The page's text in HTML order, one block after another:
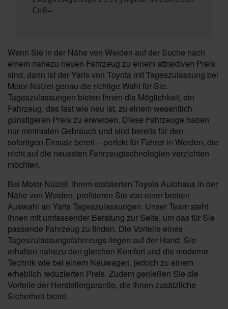
Cn0=
Wenn Sie in der Nähe von Weiden auf der Suche nach
einem nahezu neuen Fahrzeug zu einem attraktiven Preis
sind, dann ist der Yaris von Toyota mit Tageszulassung bei
Motor-Nützel genau die richtige Wahl für Sie.
Tageszulassungen bieten Ihnen die Möglichkeit, ein
Fahrzeug, das fast wie neu ist, zu einem wesentlich
günstigeren Preis zu erwerben. Diese Fahrzeuge haben
nur minimalen Gebrauch und sind bereits für den
sofortigen Einsatz bereit – perfekt für Fahrer in Weiden, die
nicht auf die neuesten Fahrzeugtechnologien verzichten
möchten.
Bei Motor-Nützel, Ihrem etablierten Toyota Autohaus in der
Nähe von Weiden, profitieren Sie von einer breiten
Auswahl an Yaris Tageszulassungen. Unser Team steht
Ihnen mit umfassender Beratung zur Seite, um das für Sie
passende Fahrzeug zu finden. Die Vorteile eines
Tageszulassungsfahrzeugs liegen auf der Hand: Sie
erhalten nahezu den gleichen Komfort und die moderne
Technik wie bei einem Neuwagen, jedoch zu einem
erheblich reduzierten Preis. Zudem genießen Sie die
Vorteile der Herstellergarantie, die Ihnen zusätzliche
Sicherheit bietet.